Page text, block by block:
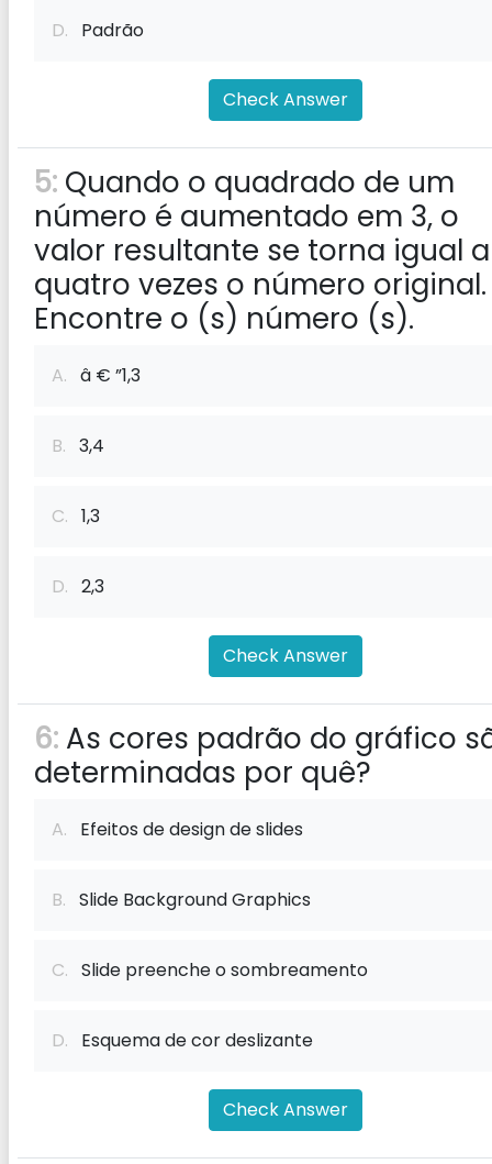
D. Padrão
Check Answer
5: Quando o quadrado de um
número é aumentado em 3, o
valor resultante se torna igual a
quatro vezes o número original.
Encontre o (s) número (s).
A. â € ”1,3
B. 3,4
C. 1,3
D. 2,3
Check Answer
6: As cores padrão do gráfico
determinadas por quê?
A. Efeitos de design de slides
B. Slide Background Graphics
C. Slide preenche o sombreamento
D. Esquema de cor deslizante
Check Answer